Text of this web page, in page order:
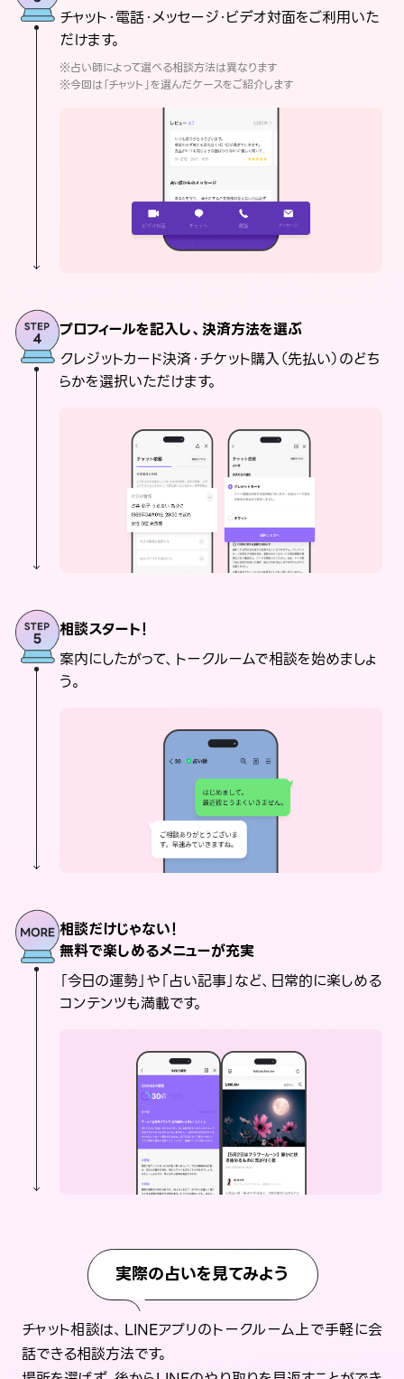
チャット・電話・メッセージ・ビデオ対面をご利用いた
だけます。
※占い師によって選べる相談方法は異なります
※今回は「チャット」を選んだケースをご紹介します
プロフィールを記入し、決済方法を選ぶ
クレジットカード決済・チケット購入（先払い）のどち
らかを選択いただけます。
相談スタート！
案内にしたがって、トークルームで相談を始めましょ
う。
相談だけじゃない！
無料で楽しめるメニューが充実
「今日の運勢」や「占い記事」など、日常的に楽しめる
コンテンツも満載です。
実際の占いを見てみよう
チャット相談は、LINEアプリのトークルーム上で手軽に会
話できる相談方法です。